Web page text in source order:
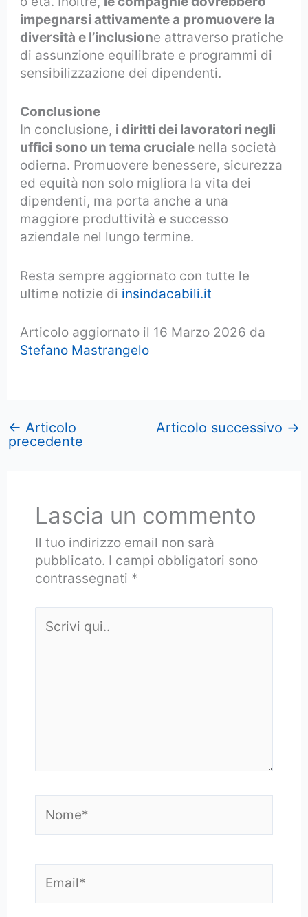
impegnarsi attivamente a promuovere la
diversità e l’inclusione attraverso pratiche
di assunzione equilibrate e programmi di
sensibilizzazione dei dipendenti.
Conclusione
In conclusione, i diritti dei lavoratori negli
uffici sono un tema cruciale nella società
odierna. Promuovere benessere, sicurezza
ed equità non solo migliora la vita dei
dipendenti, ma porta anche a una
maggiore produttività e successo
aziendale nel lungo termine.
Resta sempre aggiornato con tutte le
ultime notizie di insindacabili.it
Articolo aggiornato il 16 Marzo 2026 da
Stefano Mastrangelo
← Articolo
precedente
Articolo successivo →
Lascia un commento
Il tuo indirizzo email non sarà
pubblicato. I campi obbligatori sono
contrassegnati *
qui..